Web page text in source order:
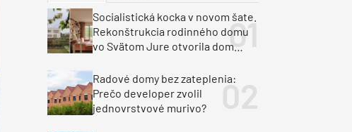
Klimatizácia a vetranie
kurz Milan Murcka
Socialistická kocka v novom šate.
Rekonštrukcia rodinného domu
vo Svätom Jure otvorila dom
Radové domy bez zateplenia:
Prečo developer zvolil
jednovrstvové murivo?